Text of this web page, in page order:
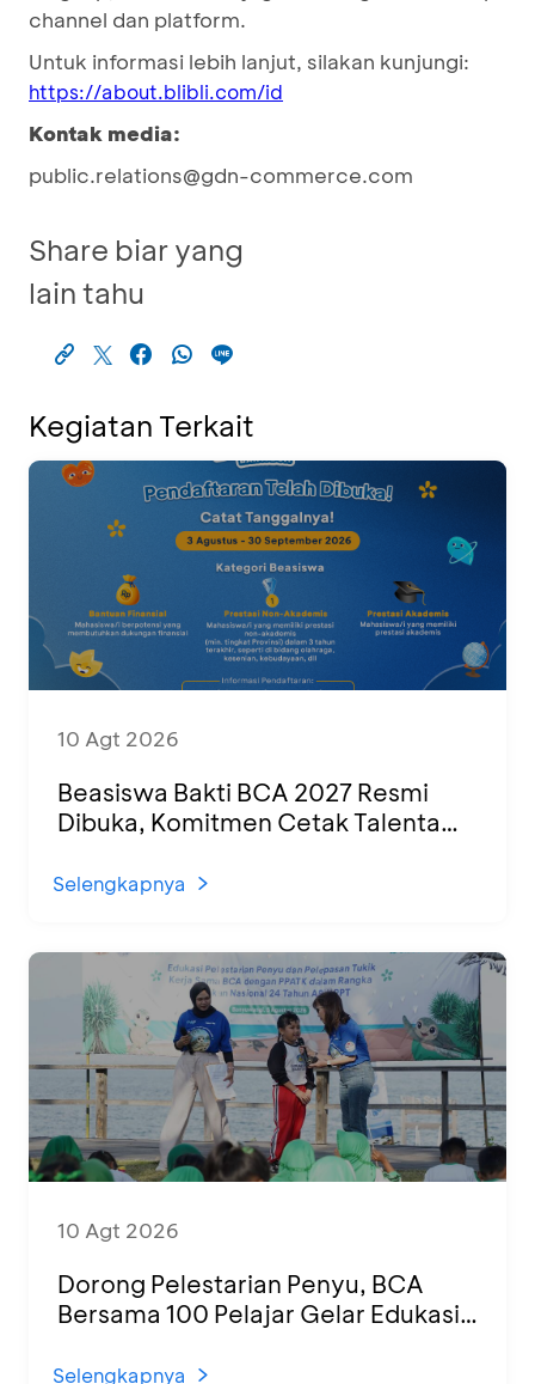
channel dan platform.
Untuk informasi lebih lanjut, silakan kunjungi:
https://about.blibli.com/id
Kontak media:
public.relations@gdn-commerce.com
Share biar yang
lain tahu
Kegiatan Terkait
10 Agt 2026
Beasiswa Bakti BCA 2027 Resmi
Dibuka, Komitmen Cetak Talenta
Unggul
Selengkapnya
10 Agt 2026
Dorong Pelestarian Penyu, BCA
Bersama 100 Pelajar Gelar Edukasi
Selengkapnya